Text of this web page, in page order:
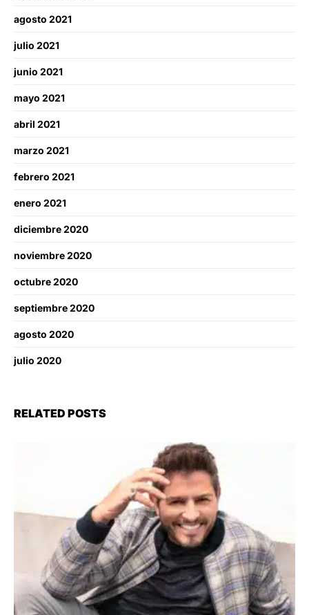
agosto 2021
julio 2021
junio 2021
mayo 2021
abril 2021
marzo 2021
febrero 2021
enero 2021
diciembre 2020
noviembre 2020
octubre 2020
septiembre 2020
agosto 2020
julio 2020
RELATED POSTS